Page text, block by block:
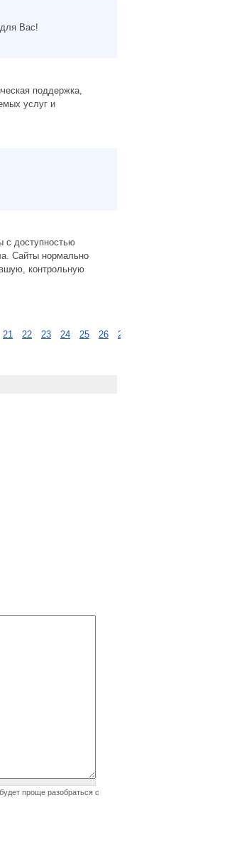
Вас!
поддержка,
услуг и
с доступностью
Сайты нормально
контрольную
21 22 23 24 25 26 27
проще разобраться с